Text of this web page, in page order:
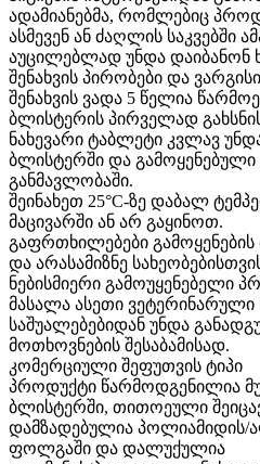
ადამიანებმა, რომლებიც
ასმევენ ან ძაღლის საკვებში
აუცილებლად უნდა დაიბანონ
შენახვის პირობები და
შენახვის ვადა 5 წელია
ბლისტერის პირველად
ნახევარი ტაბლეტი კვლავ
ბლისტერში და გამოყენებული
განმავლობაში.
შეინახეთ 25°C-ზე დაბალ
მაცივარში ან არ გაყინოთ.
გაფრთხილებები
და არასამიზნე
ნებისმიერი გამოუყენებელი
მასალა ასეთი
საშუალებებიდან უნდა
მოთხოვნების შესაბამისად.
კომერციული შეფუთვის ტიპი
პროდუქტი წარმოდგენილია
ბლისტერში, თითოეული
დამზადებულია პოლიამიდის/
ფოლგაში და დალუქულია